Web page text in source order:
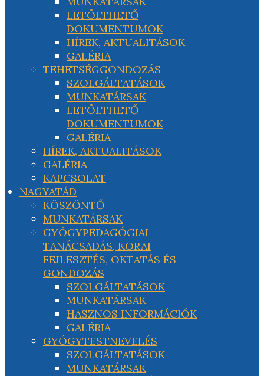
LETÖLTHETŐ
DOKUMENTUMOK
HÍREK, AKTUALITÁSOK
GALÉRIA
TEHETSÉGGONDOZÁS
SZOLGÁLTATÁSOK
MUNKATÁRSAK
LETÖLTHETŐ
DOKUMENTUMOK
GALÉRIA
HÍREK, AKTUALITÁSOK
GALÉRIA
KAPCSOLAT
NAGYATÁD
KÖSZÖNTŐ
MUNKATÁRSAK
GYÓGYPEDAGÓGIAI
TANÁCSADÁS, KORAI
FEJLESZTÉS, OKTATÁS ÉS
GONDOZÁS
SZOLGÁLTATÁSOK
MUNKATÁRSAK
HASZNOS INFORMÁCIÓK
GALÉRIA
GYÓGYTESTNEVELÉS
SZOLGÁLTATÁSOK
MUNKATÁRSAK